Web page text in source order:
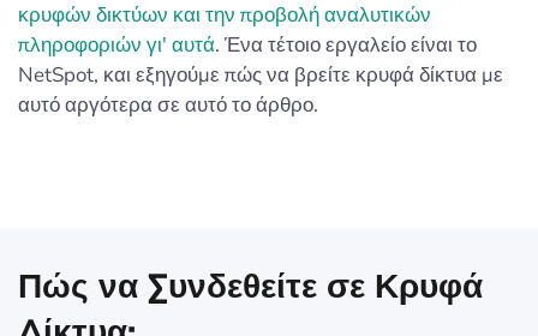
κρυφών δικτύων και την προβολή αναλυτικών
πληροφοριών γι' αυτά. Ένα τέτοιο εργαλείο είναι το
NetSpot, και εξηγούμε πώς να βρείτε κρυφά δίκτυα με
αυτό αργότερα σε αυτό το άρθρο.
Πώς να Συνδεθείτε σε Κρυφά